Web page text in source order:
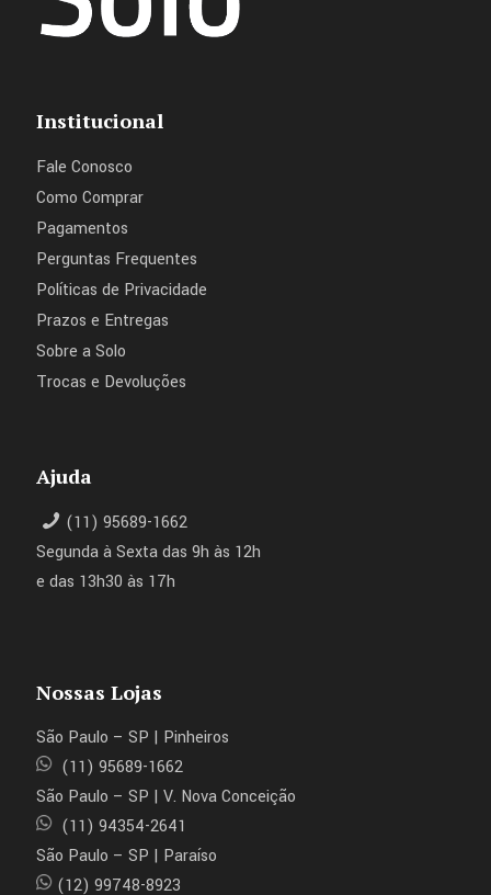
Institucional
Fale Conosco
Como Comprar
Pagamentos
Perguntas Frequentes
Políticas de Privacidade
Prazos e Entregas
Sobre a Solo
Trocas e Devoluções
Ajuda
(11) 95689-1662
Segunda à Sexta das 9h às 12h
e das 13h30 às 17h
Nossas Lojas
São Paulo – SP | Pinheiros
(11) 95689-1662
São Paulo – SP | V. Nova Conceição
(11) 94354-2641
São Paulo – SP | Paraíso
(12) 99748-8923